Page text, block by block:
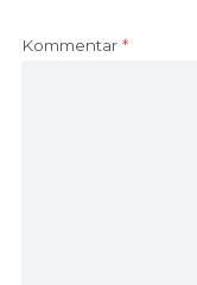
Kommentar *